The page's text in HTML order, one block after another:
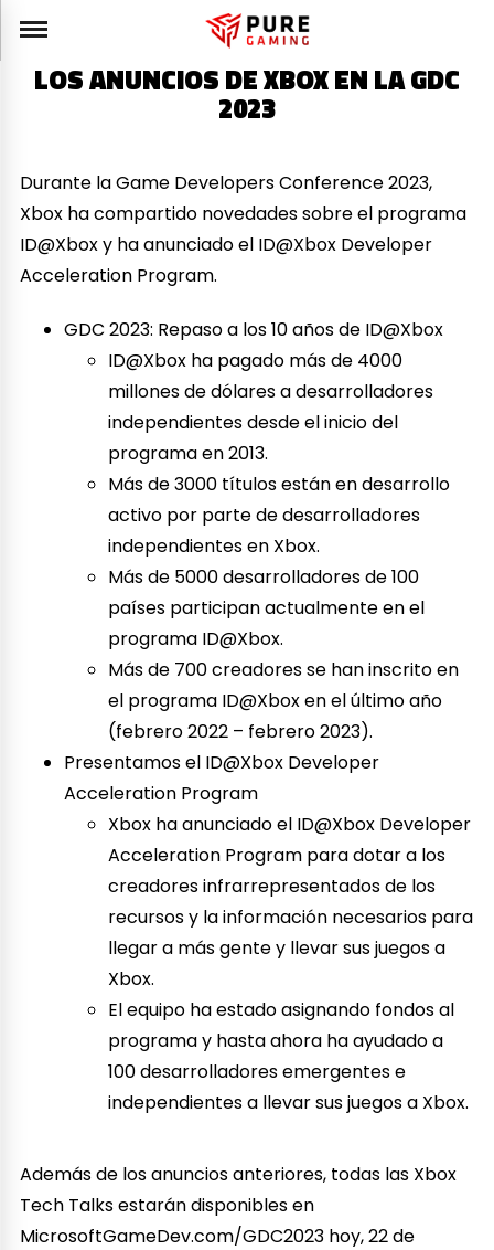
LOS ANUNCIOS DE XBOX EN LA GDC
2023
Durante la Game Developers Conference 2023,
Xbox ha compartido novedades sobre el programa
ID@Xbox y ha anunciado el ID@Xbox Developer
Acceleration Program.
GDC 2023: Repaso a los 10 años de ID@Xbox
ID@Xbox ha pagado más de 4000
millones de dólares a desarrolladores
independientes desde el inicio del
programa en 2013.
Más de 3000 títulos están en desarrollo
activo por parte de desarrolladores
independientes en Xbox.
Más de 5000 desarrolladores de 100
países participan actualmente en el
programa ID@Xbox.
Más de 700 creadores se han inscrito en
el programa ID@Xbox en el último año
(febrero 2022 – febrero 2023).
Presentamos el ID@Xbox Developer
Acceleration Program
Xbox ha anunciado el ID@Xbox Developer
Acceleration Program para dotar a los
creadores infrarrepresentados de los
recursos y la información necesarios para
llegar a más gente y llevar sus juegos a
Xbox.
El equipo ha estado asignando fondos al
programa y hasta ahora ha ayudado a
100 desarrolladores emergentes e
independientes a llevar sus juegos a Xbox.
Además de los anuncios anteriores, todas las Xbox
Tech Talks estarán disponibles en
MicrosoftGameDev.com/GDC2023 hoy, 22 de